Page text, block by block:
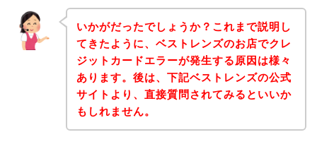
いかがだったでしょうか？これまで説明し
てきたように、ベストレンズのお店でクレ
ジットカードエラーが発生する原因は様々
あります。後は、下記ベストレンズの公式
サイトより、直接質問されてみるといいか
もしれません。